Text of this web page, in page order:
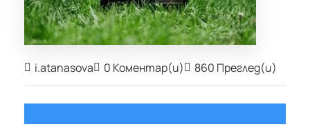
i.atanasova 0 Коментар(и) 860 Преглед(и)